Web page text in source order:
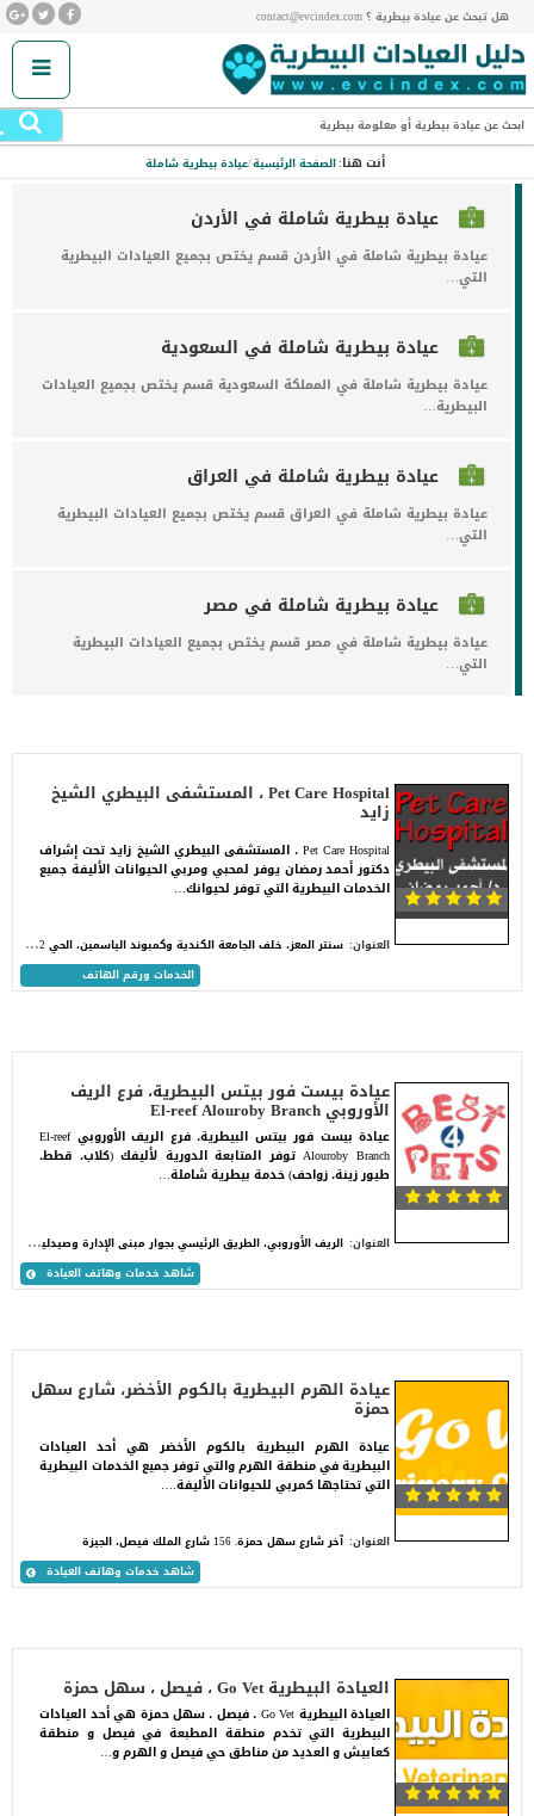
هل تبحث عن عيادة بيطرية ؟ contact@evcindex.com
ابحث عن عيادة بيطرية أو معلومة بيطرية
أنت هنا:الصفحة الرئيسية/عيادة بيطرية شاملة
عيادة بيطرية شاملة في الأردن
عيادة بيطرية شاملة في الأردن قسم يختص بجميع العيادات البيطرية
التي…
عيادة بيطرية شاملة في السعودية
عيادة بيطرية شاملة في المملكة السعودية قسم يختص بجميع العيادات
البيطرية…
عيادة بيطرية شاملة في العراق
عيادة بيطرية شاملة في العراق قسم يختص بجميع العيادات البيطرية
التي…
عيادة بيطرية شاملة في مصر
عيادة بيطرية شاملة في مصر قسم يختص بجميع العيادات البيطرية
التي…
الخدمات ورقم الهاتف
Pet Care Hospital ، المستشفى البيطري الشيخ
زايد
Pet Care Hospital ، المستشفى البيطري الشيخ زايد تحت إشراف
دكتور أحمد رمضان يوفر لمحبي ومربي الحيوانات الأليفة جميع
الخدمات البيطرية التي توفر لحيوانك…
العنوان: سنتر المعز، خلف الجامعة الكندية وكمبوند الياسمين، الحي 12 ، الشيخ زايد، الجيزة
شاهد خدمات وهاتف العيادة
عيادة بيست فور بيتس البيطرية، فرع الريف
الأوروبي El-reef Alouroby Branch
عيادة بيست فور بيتس البيطرية، فرع الريف الأوروبي El-reef
Alouroby Branch توفر المتابعة الدورية لأليفك (كلاب، قطط،
طيور زينة، زواحف) خدمة بيطرية شاملة…
العنوان: الريف الأوروبي، الطريق الرئيسي بجوار مبنى الإدارة وصيدلية د.أحمد فريد
شاهد خدمات وهاتف العيادة
عيادة الهرم البيطرية بالكوم الأخضر، شارع سهل
حمزة
عيادة الهرم البيطرية بالكوم الأخضر هي أحد العيادات
البيطرية في منطقة الهرم والتي توفر جميع الخدمات البيطرية
التي تحتاجها كمربي للحيوانات الأليفة.…
العنوان: آخر شارع سهل حمزة. 156 شارع الملك فيصل، الجيزة
العيادة البيطرية Go Vet ، فيصل ، سهل حمزة
العيادة البيطرية Go Vet ، فيصل ، سهل حمزة هي أحد العيادات
البيطرية التي تخدم منطقة المطبعة في فيصل و منطقة
كعابيش و العديد من مناطق حي فيصل و الهرم و…